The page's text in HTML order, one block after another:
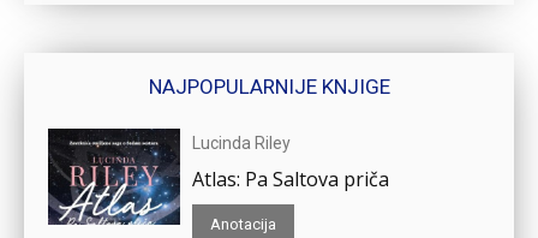
NAJPOPULARNIJE KNJIGE
Lucinda Riley
Atlas: Pa Saltova priča
Anotacija